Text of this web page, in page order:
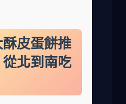
皮蛋餅推
北到南吃